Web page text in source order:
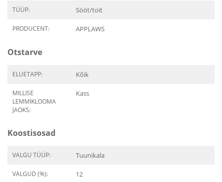
TÜÜP: Sööt/toit
PRODUCENT: APPLAWS
Otstarve
ELUETAPP: Kõik
MILLISE
LEMMIKLOOMA
JAOKS:
Kass
Koostisosad
VALGU TÜÜP: Tuunikala
VALGUD (%): 12